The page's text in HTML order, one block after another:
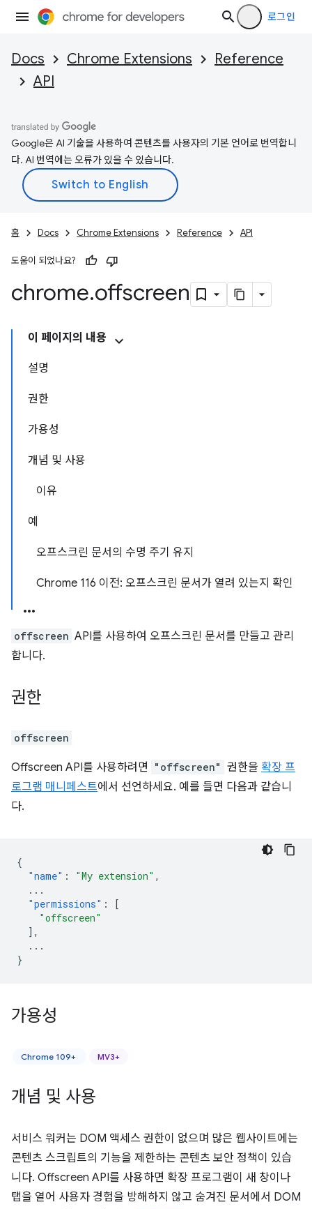
로그인
Docs Chrome Extensions
Reference
API
Google은 AI 기술을 사용하여 콘텐츠를 사용자의 기본 언어로 번역합니
다. AI 번역에는 오류가 있을 수 있습니다.
홈 Docs Chrome Extensions Reference API
도움이 되었나요?
chrome.offscreen
이 페이지의 내용
설명
권한
가용성
개념 및 사용
이유
예
오프스크린 문서의 수명 주기 유지
Chrome 116 이전: 오프스크린 문서가 열려 있는지 확인
offscreen API를 사용하여 오프스크린 문서를 만들고 관리
합니다.
권한
offscreen
Offscreen API를 사용하려면 "offscreen" 권한을 확장 프
로그램 매니페스트에서 선언하세요. 예를 들면 다음과 같습니
다.
{
"name" : "My extension" ,
...
"permissions" :
[
"offscreen"
],
...
}
가용성
Chrome 109+ MV3+
개념 및 사용
서비스 워커는 DOM 액세스 권한이 없으며 많은 웹사이트에는
콘텐츠 스크립트의 기능을 제한하는 콘텐츠 보안 정책이 있습
니다. Offscreen API를 사용하면 확장 프로그램이 새 창이나
탭을 열어 사용자 경험을 방해하지 않고 숨겨진 문서에서 DOM